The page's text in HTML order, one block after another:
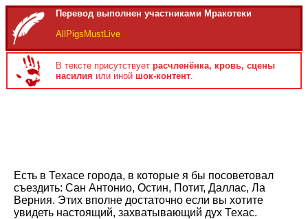
Перевод выполнен участниками Мракотеки
AllPigsMustLive
В тексте присутствуетрасчленёнка, кровь, сцены
насилия или иной шок-контент.
Есть в Техасе города, в которые я бы посоветовал
съездить: Сан Антонио, Остин, Потит, Даллас, Ла
Верния. Этих вполне достаточно если вы хотите
увидеть настоящий, захватывающий дух Техас.